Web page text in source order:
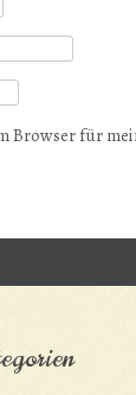
Browser für